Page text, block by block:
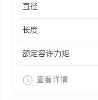
直径
长度
额定容许力矩
查看详情